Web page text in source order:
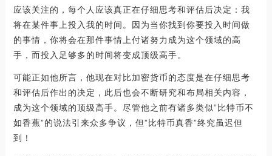
应该关注的，每个人应该真正在仔细思考和评估后决定：我
将在某件事上投入我的时间。因为当你找到你要投入时间做
的事情，你将会在那件事情上付诸努力成为这个领域的高
手，而投入足够多的时间将变成顶级高手。
可能正如他所言，他现在对比加密货币的态度是在仔细思考
和评估后作出的决定，此后也会不断研究和布局相关内容，
成为这个领域的顶级高手。尽管他之前有诸多类似”比特币不
如香蕉”的说法引来众多争议，但”比特币真香”终究虽迟但
到！